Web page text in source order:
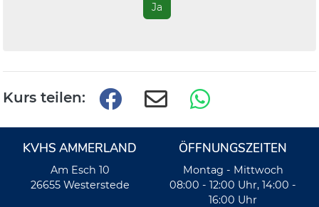
Ja
Kurs teilen:
KVHS AMMERLAND
Am Esch 10
26655 Westerstede
ÖFFNUNGSZEITEN
Montag - Mittwoch
08:00 - 12:00 Uhr, 14:00 -
16:00 Uhr